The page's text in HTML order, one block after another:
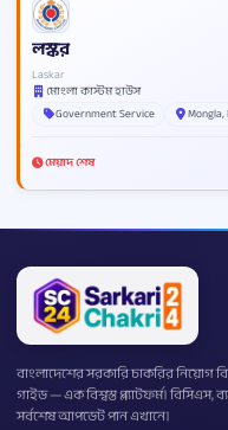
লস্কর
Laskar
মোংলা কাস্টম হাউস
Government Service
মেয়াদ শেষ
বাংলাদেশের সরকারি চাকরির নিয়োগ
গাইড — এক বিশ্বস্ত প্ল্যাটফর্ম। বিসিএস,
সর্বশেষ আপডেট পান এখানে।